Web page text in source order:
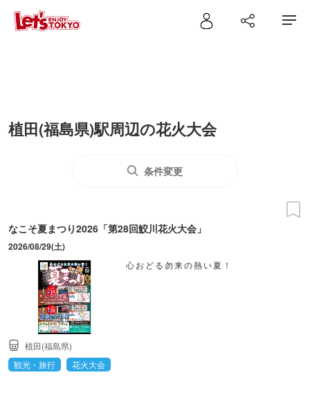
植田(福島県)駅周辺の花火大会
条件変更
なこそ夏まつり2026「第28回鮫川花火大会」
2026/08/29(土)
心おどる勿来の熱い夏！
植田(福島県)
観光・旅行
花火大会